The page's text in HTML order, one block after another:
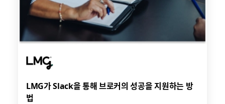
LMG가 Slack을 통해 브로커의 성공을 지원하는 방
법